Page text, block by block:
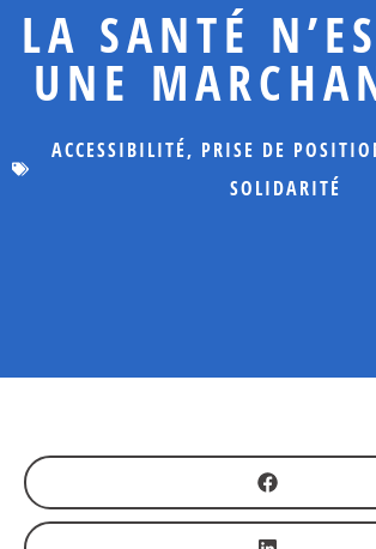
LA SANTÉ
UNE
ACCESSIBILITÉ, PRISE DE
SOLIDARITÉ